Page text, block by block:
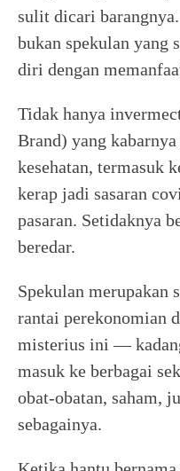
sulit dicari
bukan spekulan yang
diri dengan
Tidak hanya
Brand) yang
kesehatan, termasuk
kerap jadi sasaran
pasaran. Setidaknya
beredar.
Spekulan merupakan
rantai perekonomian
misterius ini —
masuk ke berbagai
obat-obatan, saham,
sebagainya.